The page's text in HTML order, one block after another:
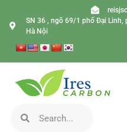
SN 36 , ngõ 69/1 phố Đại Linh,
Hà Nội